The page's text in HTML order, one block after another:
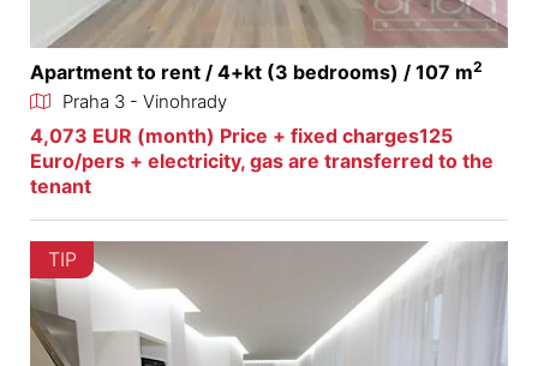
Apartment to rent / 4+kt (3 bedrooms) / 107 m2
Praha 3 - Vinohrady
4,073 EUR (month) Price + fixed charges125
Euro/pers + electricity, gas are transferred to the
tenant
TIP